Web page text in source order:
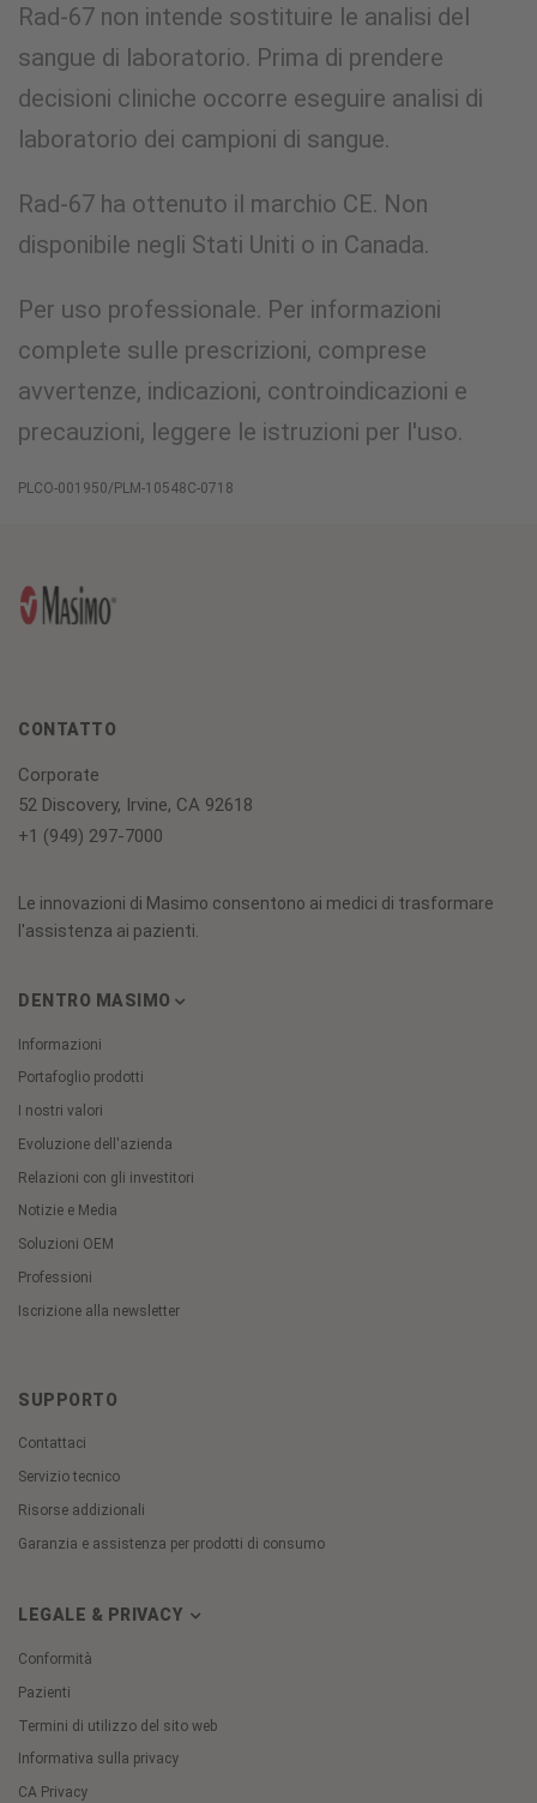
Rad-67 non intende sostituire le analisi del
sangue di laboratorio. Prima di prendere
decisioni cliniche occorre eseguire analisi di
laboratorio dei campioni di sangue.
Rad-67 ha ottenuto il marchio CE. Non
disponibile negli Stati Uniti o in Canada.
Per uso professionale. Per informazioni
complete sulle prescrizioni, comprese
avvertenze, indicazioni, controindicazioni e
precauzioni, leggere le istruzioni per l'uso.
PLCO-001950/PLM-10548C-0718
CONTATTO
Corporate
52 Discovery, Irvine, CA 92618
+1 (949) 297-7000
Le innovazioni di Masimo consentono ai medici di trasformare
l'assistenza ai pazienti.
DENTRO MASIMO
Informazioni
Portafoglio prodotti
I nostri valori
Evoluzione dell'azienda
Relazioni con gli investitori
Notizie e Media
Soluzioni OEM
Professioni
Iscrizione alla newsletter
SUPPORTO
Contattaci
Servizio tecnico
Risorse addizionali
Garanzia e assistenza per prodotti di consumo
LEGALE & PRIVACY
Conformità
Pazienti
Termini di utilizzo del sito web
Informativa sulla privacy
CA Privacy